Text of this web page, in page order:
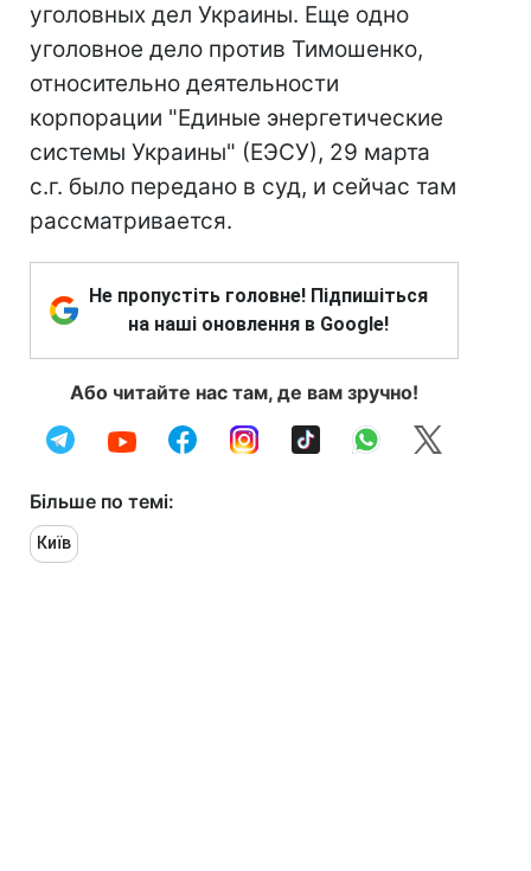
уголовных дел Украины. Еще одно
уголовное дело против Тимошенко,
относительно деятельности
корпорации "Единые энергетические
системы Украины" (ЕЭСУ), 29 марта
с.г. было передано в суд, и сейчас там
рассматривается.
Не пропустіть головне! Підпишіться
на наші оновлення в Google!
Або читайте нас там, де вам зручно!
Більше по темі:
Київ